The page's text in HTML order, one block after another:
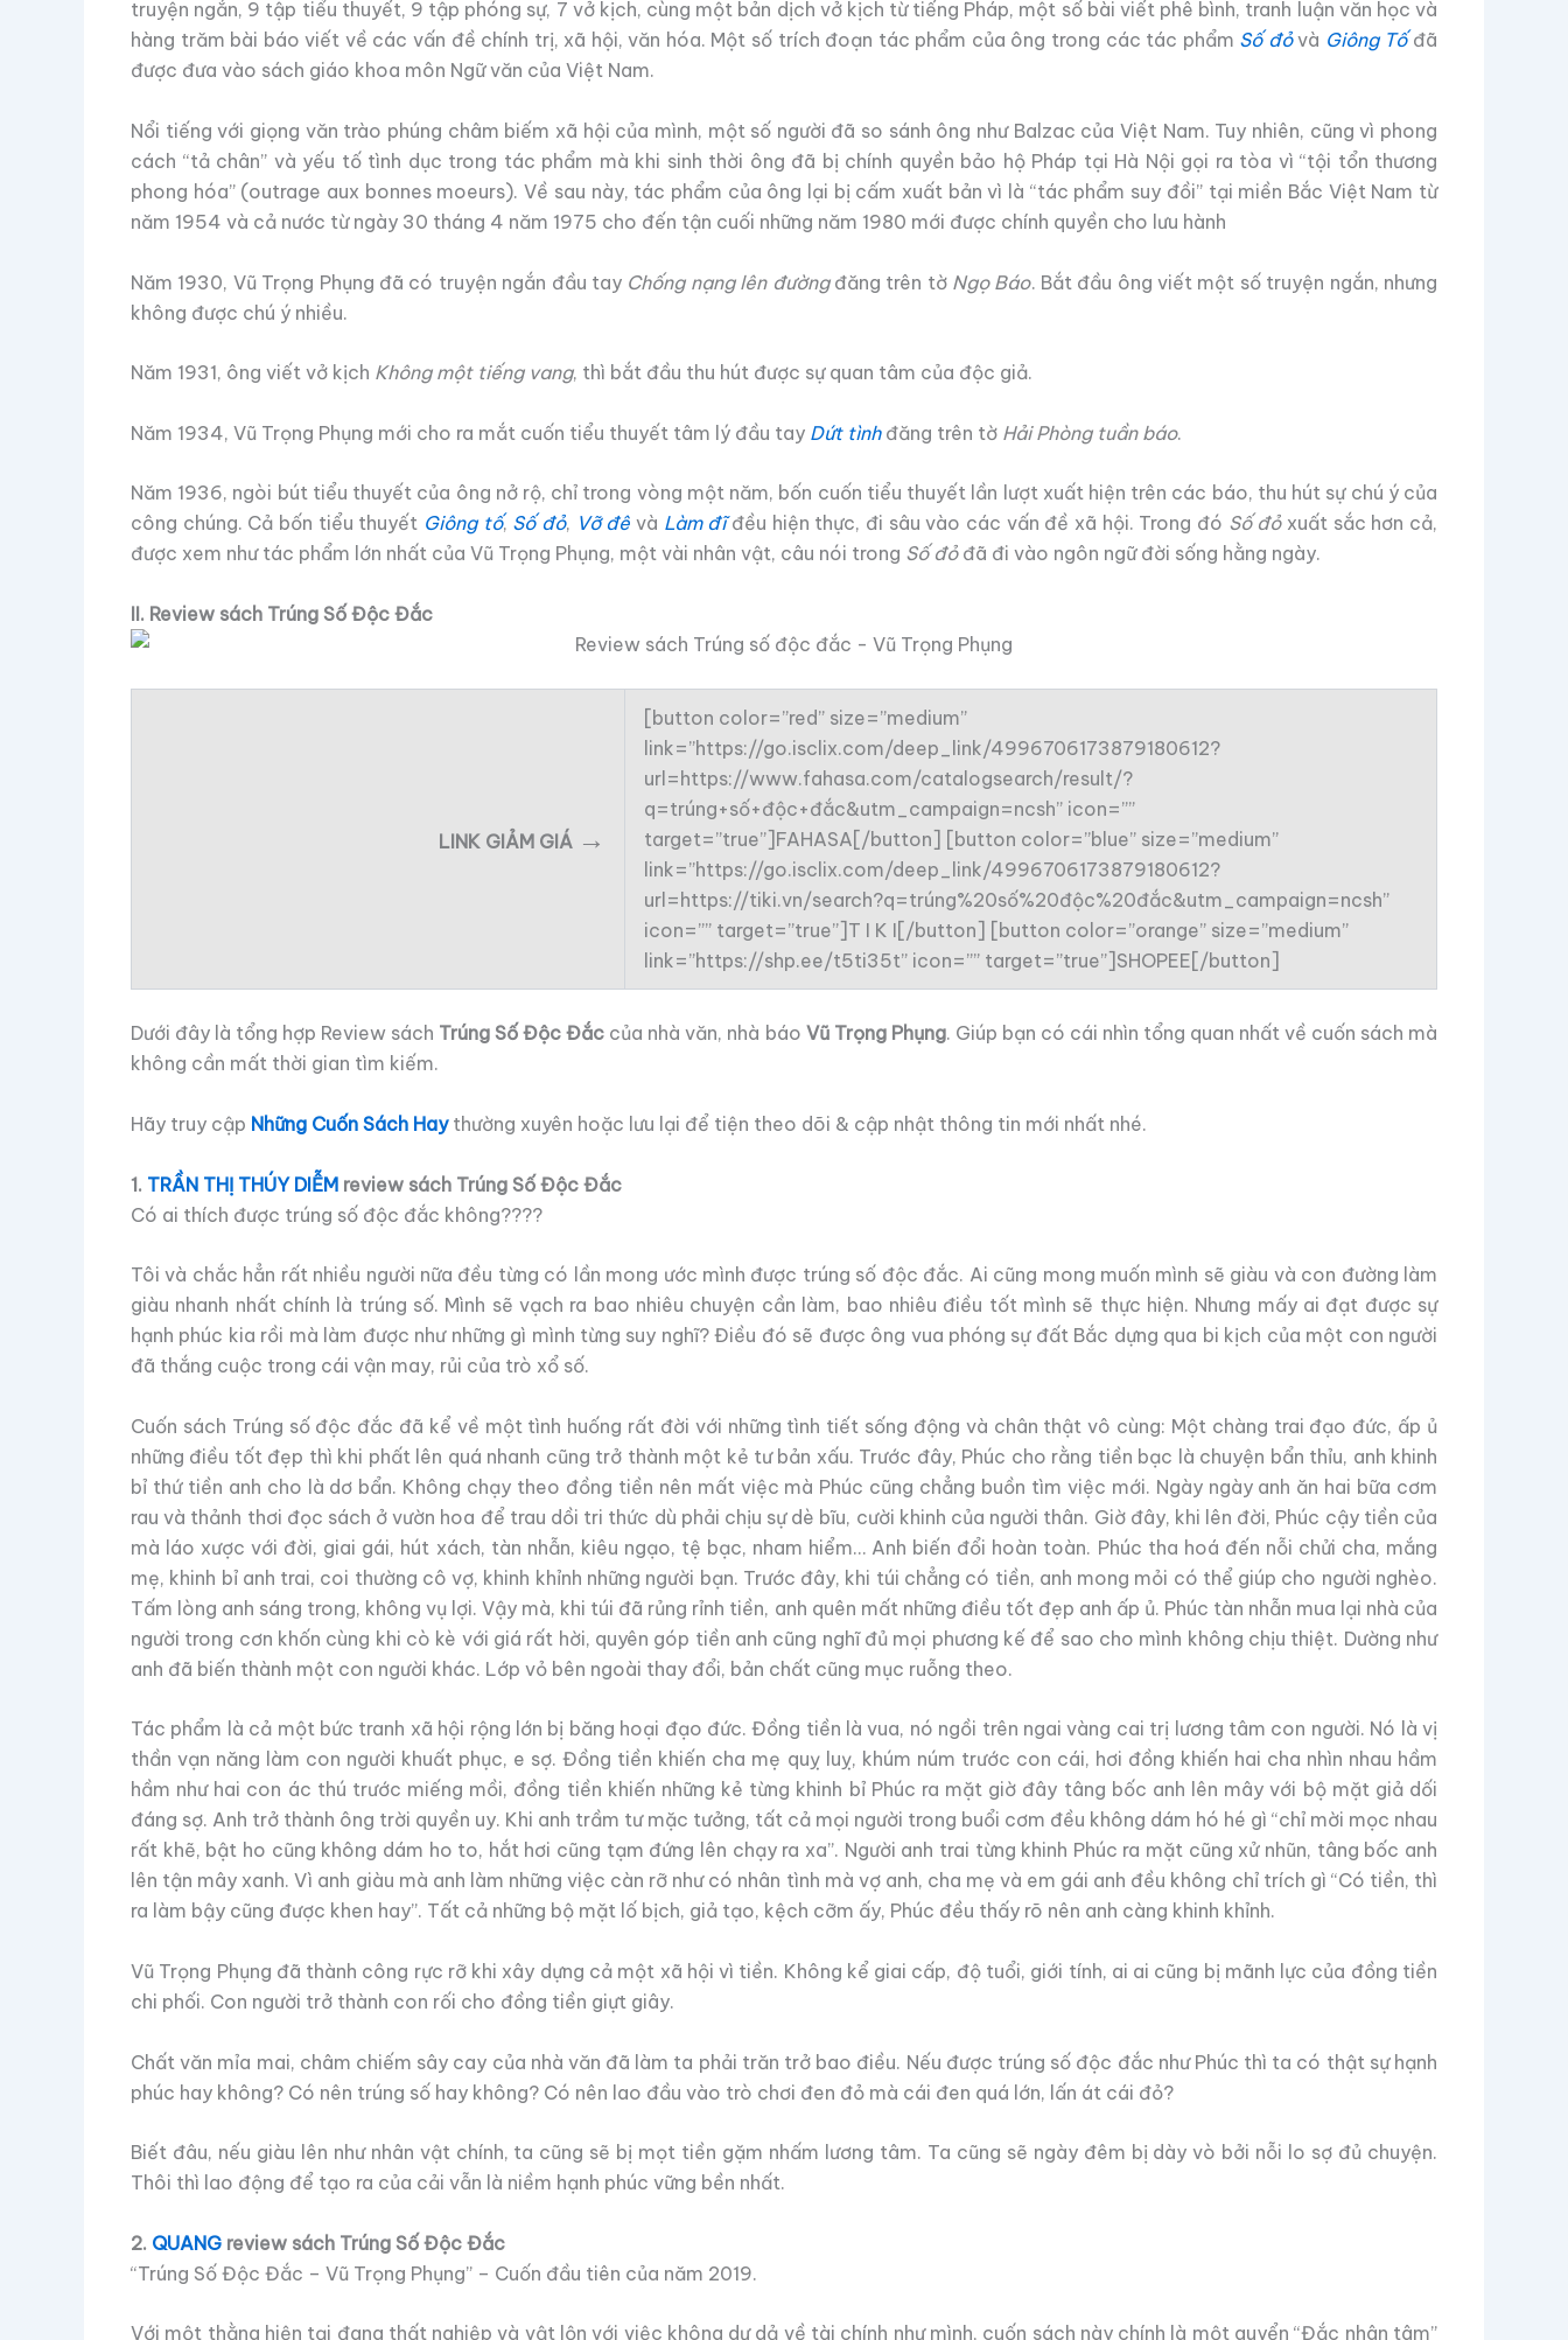
truyện ngắn, 9 tập tiểu thuyết, 9 tập phóng sự, 7 vở kịch, cùng một bản dịch vở kịch từ tiếng Pháp, một số bài viết phê bình, tranh luận văn học và
hàng trăm bài báo viết về các vấn đề chính trị, xã hội, văn hóa. Một số trích đoạn tác phẩm của ông trong các tác phẩm Số đỏvà Giông Tốđã
được đưa vào sách giáo khoa môn Ngữ văn của Việt Nam.
Nổi tiếng với giọng văn trào phúng châm biếm xã hội của mình, một số người đã so sánh ông như Balzac của Việt Nam. Tuy nhiên, cũng vì phong
cách “tả chân” và yếu tố tình dục trong tác phẩm mà khi sinh thời ông đã bị chính quyền bảo hộ Pháp tại Hà Nội gọi ra tòa vì “tội tổn thương
phong hóa” (outrage aux bonnes moeurs). Về sau này, tác phẩm của ông lại bị cấm xuất bản vì là “tác phẩm suy đồi” tại miền Bắc Việt Nam từ
năm 1954 và cả nước từ ngày 30 tháng 4 năm 1975 cho đến tận cuối những năm 1980 mới được chính quyền cho lưu hành
Năm 1930, Vũ Trọng Phụng đã có truyện ngắn đầu tay Chống nạng lên đườngđăng trên tờ Ngọ Báo. Bắt đầu ông viết một số truyện ngắn, nhưng
không được chú ý nhiều.
Năm 1931, ông viết vở kịch Không một tiếng vang, thì bắt đầu thu hút được sự quan tâm của độc giả.
Năm 1934, Vũ Trọng Phụng mới cho ra mắt cuốn tiểu thuyết tâm lý đầu tay Dứt tìnhđăng trên tờ Hải Phòng tuần báo.
Năm 1936, ngòi bút tiểu thuyết của ông nở rộ, chỉ trong vòng một năm, bốn cuốn tiểu thuyết lần lượt xuất hiện trên các báo, thu hút sự chú ý của
công chúng. Cả bốn tiểu thuyết Giông tố, Số đỏ, Vỡ đê và Làm đĩđều hiện thực, đi sâu vào các vấn đề xã hội. Trong đó Số đỏxuất sắc hơn cả,
được xem như tác phẩm lớn nhất của Vũ Trọng Phụng, một vài nhân vật, câu nói trong Số đỏđã đi vào ngôn ngữ đời sống hằng ngày.
II. Review sách Trúng Số Độc Đắc
LINK GIẢM GIÁ →
[button color=”red” size=”medium”
link=”https://go.isclix.com/deep_link/4996706173879180612?
url=https://www.fahasa.com/catalogsearch/result/?
q=trúng+số+độc+đắc&utm_campaign=ncsh” icon=””
target=”true”]FAHASA[/button] [button color=”blue” size=”medium”
link=”https://go.isclix.com/deep_link/4996706173879180612?
url=https://tiki.vn/search?q=trúng%20số%20độc%20đắc&utm_campaign=ncsh”
icon=”” target=”true”]T I K I[/button] [button color=”orange” size=”medium”
link=”https://shp.ee/t5ti35t” icon=”” target=”true”]SHOPEE[/button]
Dưới đây là tổng hợp Review sách Trúng Số Độc Đắc của nhà văn, nhà báo Vũ Trọng Phụng. Giúp bạn có cái nhìn tổng quan nhất về cuốn sách mà
không cần mất thời gian tìm kiếm.
Hãy truy cập Những Cuốn Sách Haythường xuyên hoặc lưu lại để tiện theo dõi & cập nhật thông tin mới nhất nhé.
1. TRẦN THỊ THÚY DIỄM review sách Trúng Số Độc Đắc
Có ai thích được trúng số độc đắc không????
Tôi và chắc hẳn rất nhiều người nữa đều từng có lần mong ước mình được trúng số độc đắc. Ai cũng mong muốn mình sẽ giàu và con đường làm
giàu nhanh nhất chính là trúng số. Mình sẽ vạch ra bao nhiêu chuyện cần làm, bao nhiêu điều tốt mình sẽ thực hiện. Nhưng mấy ai đạt được sự
hạnh phúc kia rồi mà làm được như những gì mình từng suy nghĩ? Điều đó sẽ được ông vua phóng sự đất Bắc dựng qua bi kịch của một con người
đã thắng cuộc trong cái vận may, rủi của trò xổ số.
Cuốn sách Trúng số độc đắc đã kể về một tình huống rất đời với những tình tiết sống động và chân thật vô cùng: Một chàng trai đạo đức, ấp ủ
những điều tốt đẹp thì khi phất lên quá nhanh cũng trở thành một kẻ tư bản xấu. Trước đây, Phúc cho rằng tiền bạc là chuyện bẩn thỉu, anh khinh
bỉ thứ tiền anh cho là dơ bẩn. Không chạy theo đồng tiền nên mất việc mà Phúc cũng chẳng buồn tìm việc mới. Ngày ngày anh ăn hai bữa cơm
rau và thảnh thơi đọc sách ở vườn hoa để trau dồi tri thức dù phải chịu sự dè bĩu, cười khinh của người thân. Giờ đây, khi lên đời, Phúc cậy tiền của
mà láo xược với đời, giai gái, hút xách, tàn nhẫn, kiêu ngạo, tệ bạc, nham hiểm… Anh biến đổi hoàn toàn. Phúc tha hoá đến nỗi chửi cha, mắng
mẹ, khinh bỉ anh trai, coi thường cô vợ, khinh khỉnh những người bạn. Trước đây, khi túi chẳng có tiền, anh mong mỏi có thể giúp cho người nghèo.
Tấm lòng anh sáng trong, không vụ lợi. Vậy mà, khi túi đã rủng rỉnh tiền, anh quên mất những điều tốt đẹp anh ấp ủ. Phúc tàn nhẫn mua lại nhà của
người trong cơn khốn cùng khi cò kè với giá rất hời, quyên góp tiền anh cũng nghĩ đủ mọi phương kế để sao cho mình không chịu thiệt. Dường như
anh đã biến thành một con người khác. Lớp vỏ bên ngoài thay đổi, bản chất cũng mục ruỗng theo.
Tác phẩm là cả một bức tranh xã hội rộng lớn bị băng hoại đạo đức. Đồng tiền là vua, nó ngồi trên ngai vàng cai trị lương tâm con người. Nó là vị
thần vạn năng làm con người khuất phục, e sợ. Đồng tiền khiến cha mẹ quỵ luỵ, khúm núm trước con cái, hơi đồng khiến hai cha nhìn nhau hầm
hầm như hai con ác thú trước miếng mồi, đồng tiền khiến những kẻ từng khinh bỉ Phúc ra mặt giờ đây tâng bốc anh lên mây với bộ mặt giả dối
đáng sợ. Anh trở thành ông trời quyền uy. Khi anh trầm tư mặc tưởng, tất cả mọi người trong buổi cơm đều không dám hó hé gì “chỉ mời mọc nhau
rất khẽ, bật ho cũng không dám ho to, hắt hơi cũng tạm đứng lên chạy ra xa”. Người anh trai từng khinh Phúc ra mặt cũng xử nhũn, tâng bốc anh
lên tận mây xanh. Vì anh giàu mà anh làm những việc càn rỡ như có nhân tình mà vợ anh, cha mẹ và em gái anh đều không chỉ trích gì “Có tiền, thì
ra làm bậy cũng được khen hay”. Tất cả những bộ mặt lố bịch, giả tạo, kệch cỡm ấy, Phúc đều thấy rõ nên anh càng khinh khỉnh.
Vũ Trọng Phụng đã thành công rực rỡ khi xây dựng cả một xã hội vì tiền. Không kể giai cấp, độ tuổi, giới tính, ai ai cũng bị mãnh lực của đồng tiền
chi phối. Con người trở thành con rối cho đồng tiền giựt giây.
Chất văn mỉa mai, châm chiếm sây cay của nhà văn đã làm ta phải trăn trở bao điều. Nếu được trúng số độc đắc như Phúc thì ta có thật sự hạnh
phúc hay không? Có nên trúng số hay không? Có nên lao đầu vào trò chơi đen đỏ mà cái đen quá lớn, lấn át cái đỏ?
Biết đâu, nếu giàu lên như nhân vật chính, ta cũng sẽ bị mọt tiền gặm nhấm lương tâm. Ta cũng sẽ ngày đêm bị dày vò bởi nỗi lo sợ đủ chuyện.
Thôi thì lao động để tạo ra của cải vẫn là niềm hạnh phúc vững bền nhất.
2. QUANG review sách Trúng Số Độc Đắc
“Trúng Số Độc Đắc – Vũ Trọng Phụng” – Cuốn đầu tiên của năm 2019.
Với một thằng hiện tại đang thất nghiệp và vật lộn với việc không dư dả về tài chính như mình, cuốn sách này chính là một quyển “Đắc nhân tâm”